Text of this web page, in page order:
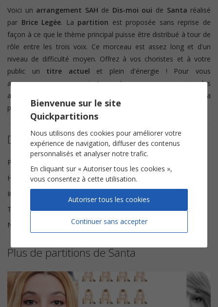
Voici un arrangement SAH de Dis-moi oui de Santa réalisé
par Brice Legée. La partition est proposée sans reprise de
façon à ce que le thème principal puisse être distribué à tour de
rôle entre les trois voix. Ce morceau est assez long et d'un
niveau de difficulté moyen. Offrez à vos choristes et à votre
public un titre actuel et plein d'énergie ! Pour vous
accompagner avec un instrument, vous pouvez suivre les
accords indiqués tout au long de la partition ou consulter la
partition piano chant.
Détails de la partition
Paroles et Musique
Harmonisation
Brice Legée
Instrumentation
Tonalité
Fa mineur
Nombre de pages
13
Plus de partitions de Santa
Bienvenue sur le site
Quickpartitions
Nous utilisons des cookies pour améliorer votre
expérience de navigation, diffuser des contenus
personnalisés et analyser notre trafic.
En cliquant sur « Autoriser tous les cookies »,
vous consentez à cette utilisation.
Continuer sans accepter
Autoriser tous les cookies